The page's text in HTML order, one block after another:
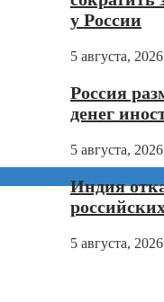
у России
5 августа, 2026
Россия
денег
5 августа, 2026
Индия
5 августа, 2026